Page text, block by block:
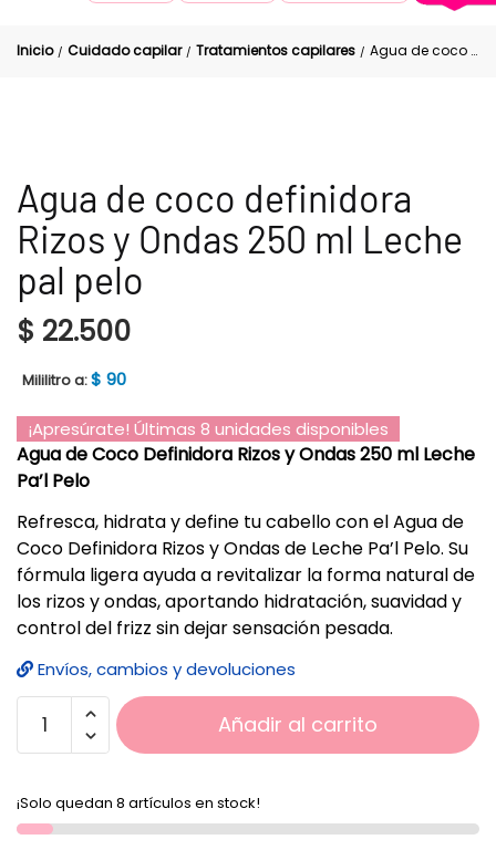
Inicio / Cuidado capilar / Tratamientos capilares / Agua de coco definidora Rizos y Ondas 250 ml Leche pal pelo
Agua de coco definidora
Rizos y Ondas 250 ml Leche
pal pelo
$ 22.500
Mililitro a:$ 90
¡Apresúrate! Últimas 8 unidades disponibles
Agua de Coco Definidora Rizos y Ondas 250 ml Leche
Pa’l Pelo
Refresca, hidrata y define tu cabello con el Agua de
Coco Definidora Rizos y Ondas de Leche Pa’l Pelo. Su
fórmula ligera ayuda a revitalizar la forma natural de
los rizos y ondas, aportando hidratación, suavidad y
control del frizz sin dejar sensación pesada.
Envíos, cambios y devoluciones
Añadir al carrito
¡Solo quedan 8 artículos en stock!